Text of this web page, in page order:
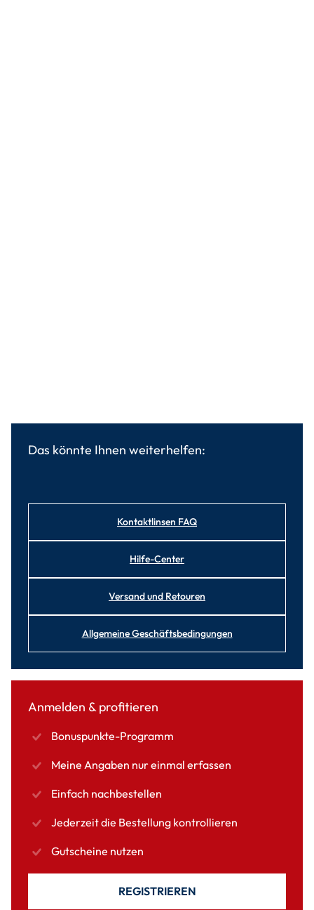
Das könnte Ihnen weiterhelfen:
Kontaktlinsen FAQ
Hilfe-Center
Versand und Retouren
Allgemeine Geschäftsbedingungen
Anmelden & profitieren
Bonuspunkte-Programm
Meine Angaben nur einmal erfassen
Einfach nachbestellen
Jederzeit die Bestellung kontrollieren
Gutscheine nutzen
REGISTRIEREN